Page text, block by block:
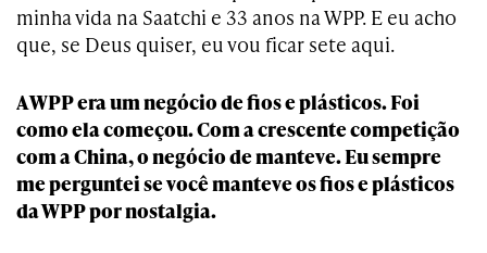
minha vida na Saatchi e 33 anos na WPP. E eu acho
que, se Deus quiser, eu vou ficar sete aqui.
A WPP era um negócio de fios e plásticos. Foi
como ela começou. Com a crescente competição
com a China, o negócio de manteve. Eu sempre
me perguntei se você manteve os fios e plásticos
da WPP por nostalgia.